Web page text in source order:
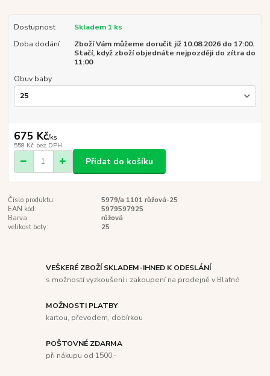
Dostupnost
Skladem 1 ks
Doba dodání
Zboží Vám můžeme doručit již 10.08.2026 do 17:00.
Stačí, když zboží objednáte nejpozději do zítra do
11:00
Obuv baby
675 Kč/ks
558 Kč bez DPH
Přidat do košíku
Číslo produktu:
5979/a 1101 růžová-25
EAN kód:
5979597925
Barva:
růžová
velikost boty:
25
VEŠKERÉ ZBOŽÍ SKLADEM-IHNED K ODESLÁNÍ
s možností vyzkoušení i zakoupení na prodejně v Blatné
MOŽNOSTI PLATBY
kartou, převodem, dobírkou
POŠTOVNÉ ZDARMA
při nákupu od 1500,-